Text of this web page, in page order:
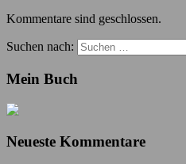
Kommentare sind geschlossen.
Suchen nach:
Mein Buch
Neueste Kommentare